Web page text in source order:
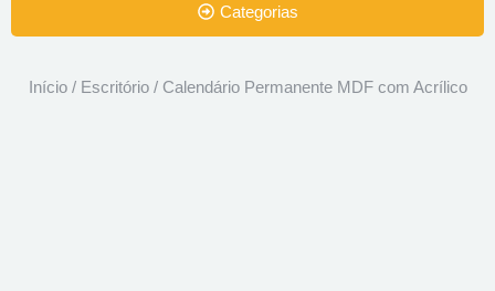
Categorias
Início/ Escritório/ Calendário Permanente MDF com Acrílico